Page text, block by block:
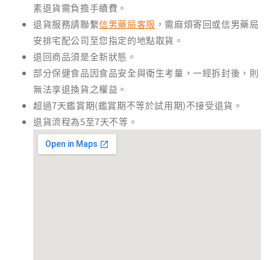
素退貨需負擔手續費。
退貨服務請聯繫信男藥局客服 ，需麻煩寄回或信男藥局
安排宅配公司至您指定的地點取貨。
退回商品須是全新狀態。
部分保健食品因食品安全與衛生考量，一經拆封後，則
無法享退換貨之權益。
超過7天鑑賞期(鑑賞期不等於試用期)不接受退貨。
退貨流程為5至7天不等。